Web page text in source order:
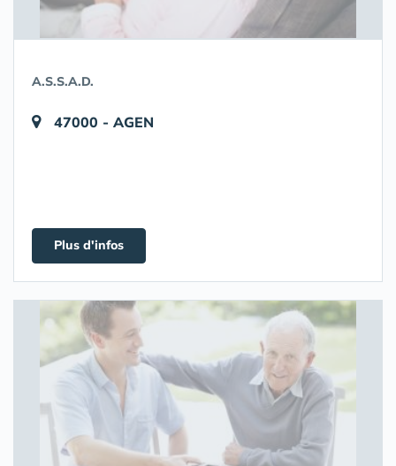
A.S.S.A.D.
47000 - AGEN
Plus d'infos